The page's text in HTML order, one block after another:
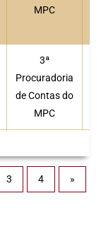
MPC
3ª
Procuradoria
de Contas do
MPC
3 4 »